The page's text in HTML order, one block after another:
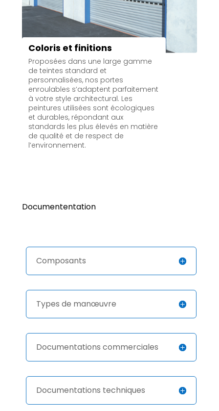
Coloris et finitions
Proposées dans une large gamme
de teintes standard et
personnalisées, nos portes
enroulables s’adaptent parfaitement
à votre style architectural. Les
peintures utilisées sont écologiques
et durables, répondant aux
standards les plus élevés en matière
de qualité et de respect de
l’environnement.
Documententation
Composants
Types de manœuvre
Documentations commerciales
Documentations techniques